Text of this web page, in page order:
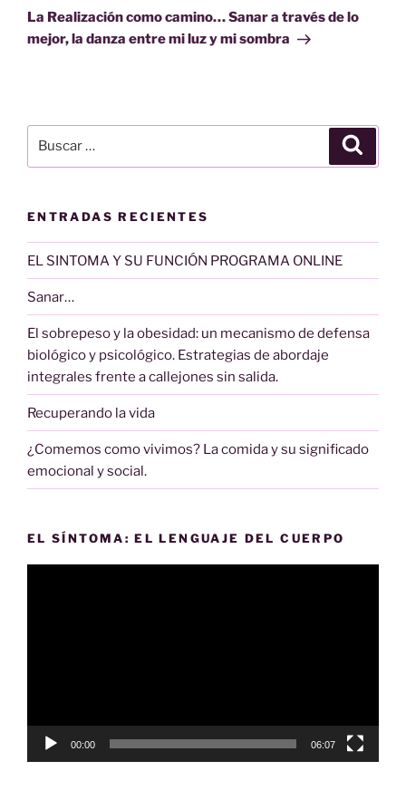
entrada
La Realización como camino… Sanar a través de lo
mejor, la danza entre mi luz y mi sombra
por:
ENTRADAS RECIENTES
EL SINTOMA Y SU FUNCIÓN PROGRAMA ONLINE
Sanar…
El sobrepeso y la obesidad: un mecanismo de defensa
biológico y psicológico. Estrategias de abordaje
integrales frente a callejones sin salida.
Recuperando la vida
¿Comemos como vivimos? La comida y su significado
emocional y social.
EL SÍNTOMA: EL LENGUAJE DEL CUERPO
00:00 06:07